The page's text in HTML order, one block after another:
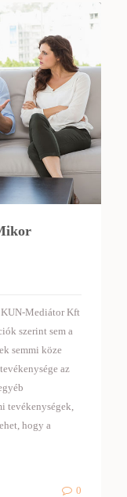
KUN-Mediátor Kft
szerint sem a
semmi köze
az
tevékenységek,
hogy a
0